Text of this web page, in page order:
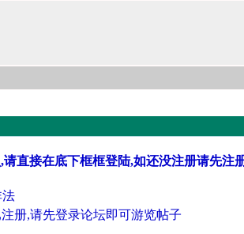
直接在底下框框登陆,如还没注册请先注
法
册,请先登录论坛即可游览帖子